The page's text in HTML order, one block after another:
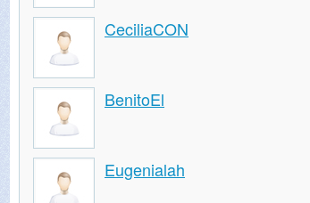
CeciliaCON
BenitoEl
Eugenialah